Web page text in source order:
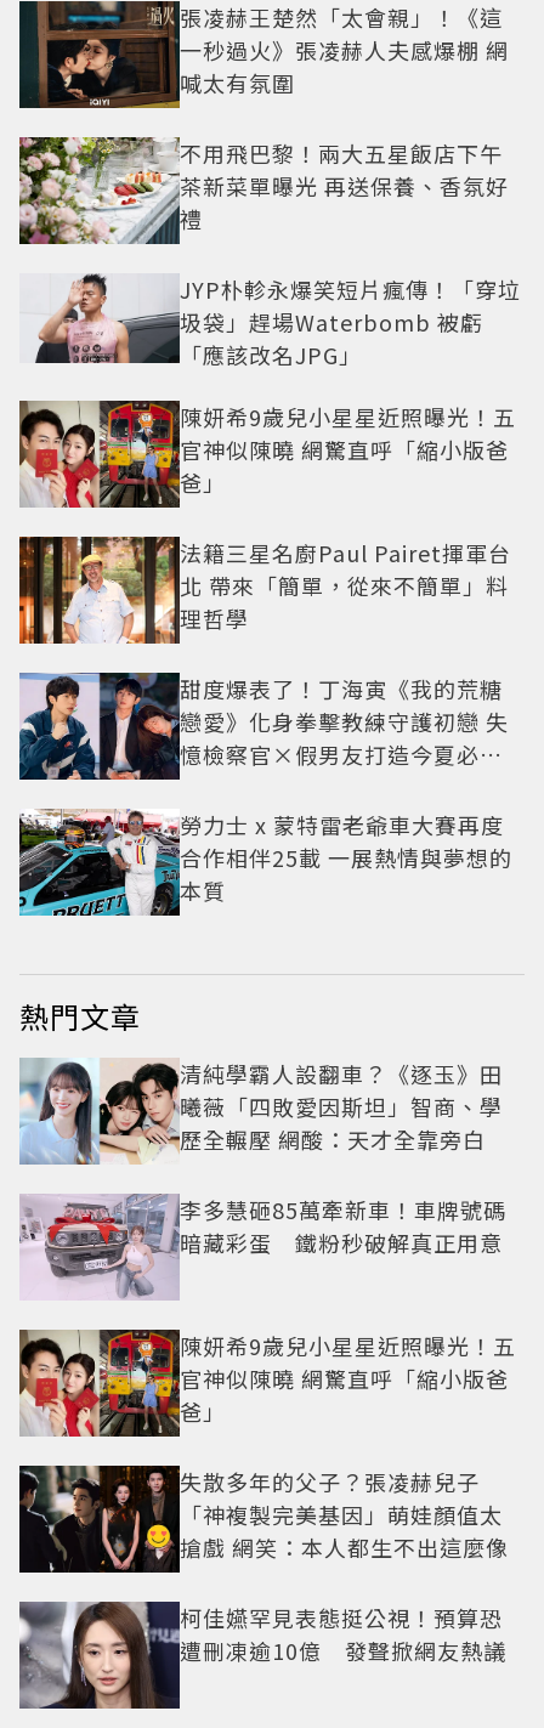
張凌赫王楚然「太會親」！《這
一秒過火》張凌赫人夫感爆棚 網
喊太有氛圍
不用飛巴黎！兩大五星飯店下午
茶新菜單曝光 再送保養、香氛好
禮
JYP朴軫永爆笑短片瘋傳！「穿垃
圾袋」趕場Waterbomb 被虧
「應該改名JPG」
陳妍希9歲兒小星星近照曝光！五
官神似陳曉 網驚直呼「縮小版爸
爸」
法籍三星名廚Paul Pairet揮軍台
北 帶來「簡單，從來不簡單」料
理哲學
甜度爆表了！丁海寅《我的荒糖
戀愛》化身拳擊教練守護初戀 失
憶檢察官×假男友打造今夏必看
勞力士 x 蒙特雷老爺車大賽再度
合作相伴25載 一展熱情與夢想的
本質
熱門文章
清純學霸人設翻車？《逐玉》田
曦薇「四敗愛因斯坦」智商、學
歷全輾壓 網酸：天才全靠旁白
李多慧砸85萬牽新車！車牌號碼
暗藏彩蛋 鐵粉秒破解真正用意
陳妍希9歲兒小星星近照曝光！五
官神似陳曉 網驚直呼「縮小版爸
爸」
失散多年的父子？張凌赫兒子
「神複製完美基因」萌娃顏值太
搶戲 網笑：本人都生不出這麼像
柯佳嬿罕見表態挺公視！預算恐
遭刪凍逾10億 發聲掀網友熱議